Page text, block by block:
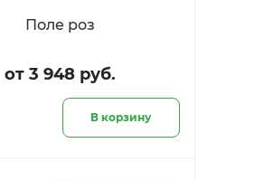
Поле роз
от 3 948 руб.
В корзину